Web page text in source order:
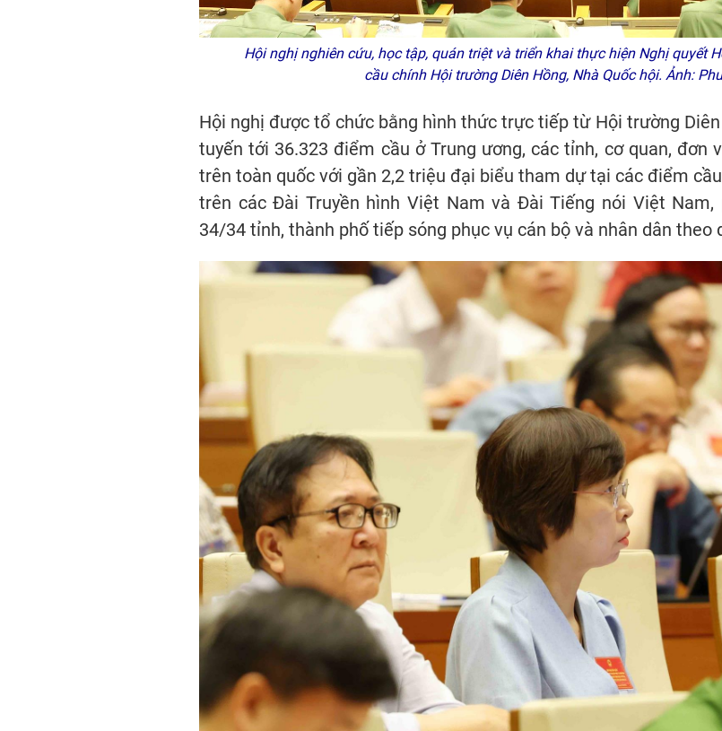
Hội nghị nghiên cứu, học tập, quán triệt và triển khai thực hiện Nghị quyết
cầu chính Hội trường Diên Hồng, Nhà Quốc hội. Ảnh:
Hội nghị được tổ chức bằng hình thức trực tiếp từ Hội trường
tuyến tới 36.323 điểm cầu ở Trung ương, các tỉnh, cơ quan, đơn
trên toàn quốc với gần 2,2 triệu đại biểu tham dự tại các điểm
trên các Đài Truyền hình Việt Nam và Đài Tiếng nói Việt
34/34 tỉnh, thành phố tiếp sóng phục vụ cán bộ và nhân dân theo